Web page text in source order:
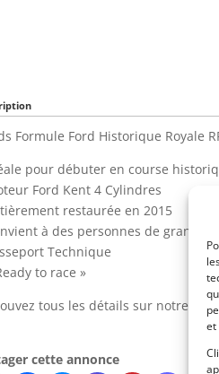
et
Formule Ford Historique Royale
pour débuter en course
Ford Kent 4 Cylindres
restaurée en 2015
à des personnes de grande
Technique
to race »
tous les détails sur notre
cette annonce